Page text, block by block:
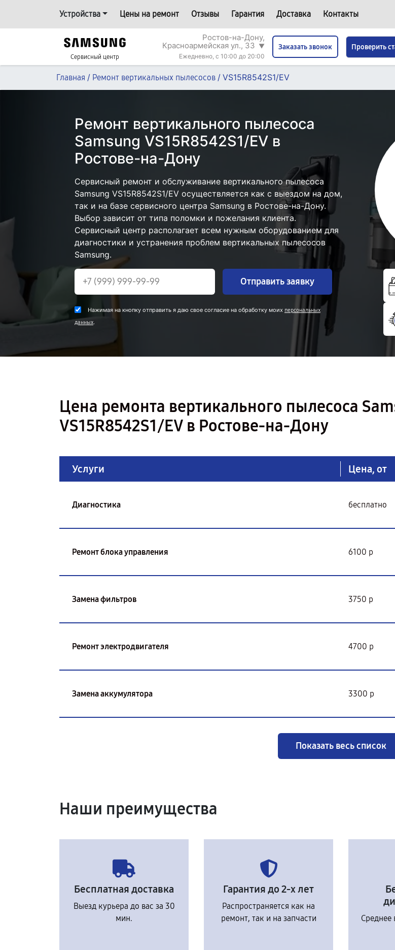
Устройства Цены на ремонт Отзывы Гарантия Доставка Контакты
Сервисный центр
Ростов-на-Дону,
Красноармейская ул., 33 ▼
Ежедневно, с 10:00 до 20:00
Заказать звонок Проверить
Главная / Ремонт вертикальных пылесосов / VS15R8542S1/EV
Ремонт вертикального пылесоса
Samsung VS15R8542S1/EV в
Ростове-на-Дону
Сервисный ремонт и обслуживание вертикального пылесоса
Samsung VS15R8542S1/EV осуществляется как с выездом на дом,
так и на базе сервисного центра Samsung в Ростове-на-Дону.
Выбор зависит от типа поломки и пожелания клиента.
Сервисный центр располагает всем нужным оборудованием для
диагностики и устранения проблем вертикальных пылесосов
Samsung.
Отправить заявку
Нажимая на кнопку отправить я даю свое согласие на обработку моих персональных
данных.
Цена ремонта вертикального пылесоса
VS15R8542S1/EV в Ростове-на-Дону
Услуги Цена, от
Диагностика бесплатно
Ремонт блока управления 6100 р
Замена фильтров 3750 р
Ремонт электродвигателя 4700 р
Замена аккумулятора 3300 р
Показать весь список
Наши преимущества
Бесплатная доставка
Выезд курьера до вас за 30
мин.
Гарантия до 2-х лет
Распространяется как на
ремонт, так и на запчасти
Среднее